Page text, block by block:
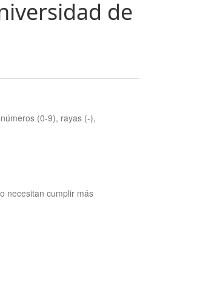
de
(0-9), rayas (-),
necesitan cumplir más